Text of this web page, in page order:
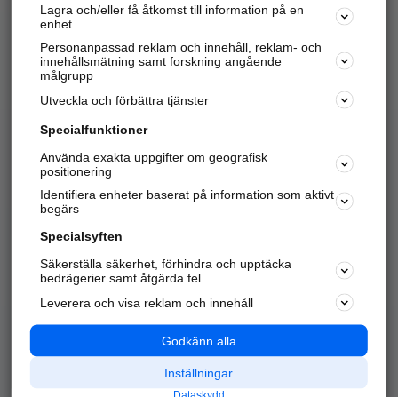
Sök företag, personer och platser.
Hitta telefonnummer, adresser, företagsinfo mm.
Marknadsför företaget
Kom igång och annonsera mot
samarbetspartners nära dig.
Alla kategorier
Populära sökningar
API & Kartor
Annonsera
Integritet
Nödnummer
Lagra och/eller få åtkomst till information på en
enhet
Personanpassad reklam och innehåll, reklam- och
innehållsmätning samt forskning angående
målgrupp
Utveckla och förbättra tjänster
Specialfunktioner
Använda exakta uppgifter om geografisk
positionering
Identifiera enheter baserat på information som aktivt
begärs
Specialsyften
Säkerställa säkerhet, förhindra och upptäcka
bedrägerier samt åtgärda fel
Leverera och visa reklam och innehåll
Godkänn alla
Inställningar
Dataskydd